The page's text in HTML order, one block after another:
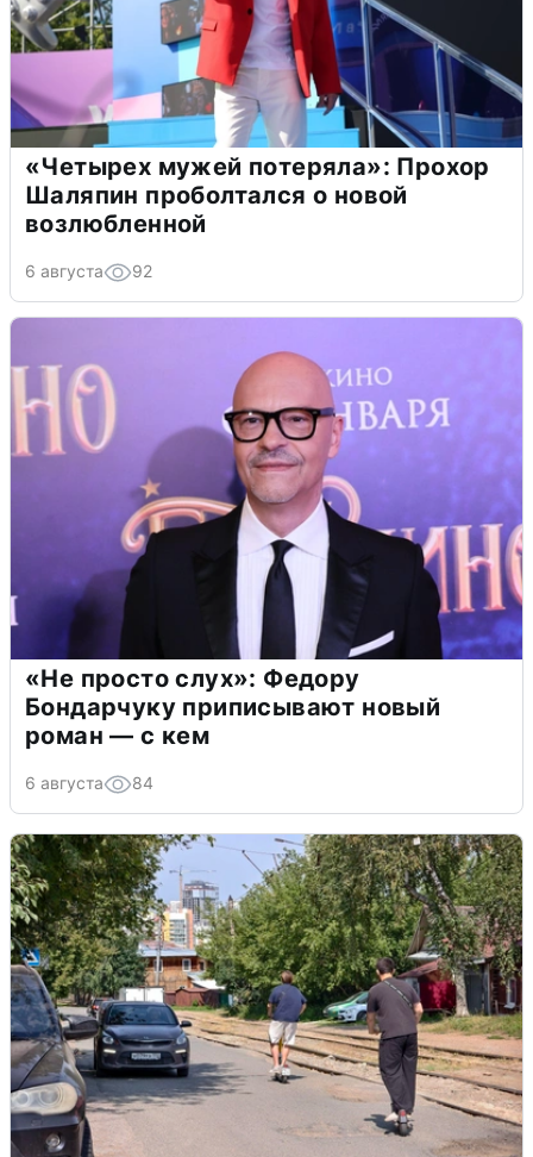
«Четырех мужей потеряла»: Прохор
Шаляпин проболтался о новой
возлюбленной
6 августа 92
«Не просто слух»: Федору
Бондарчуку приписывают новый
роман — с кем
6 августа 84